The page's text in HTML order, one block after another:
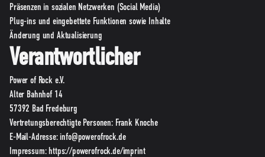
Präsenzen in sozialen Netzwerken (Social Media)
Plug-ins und eingebettete Funktionen sowie Inhalte
Änderung und Aktualisierung
Verantwortlicher
Power of Rock e.V.
Alter Bahnhof 14
57392 Bad Fredeburg
Vertretungsberechtigte Personen: Frank Knoche
E-Mail-Adresse:info@powerofrock.de
Impressum: https://powerofrock.de/imprint